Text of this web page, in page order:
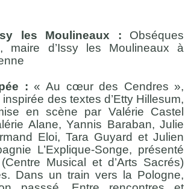
les Moulineaux : Obséques
maire d’Issy les Moulineaux à
: « Au cœur des Cendres »,
des textes d’Etty Hillesum,
en scène par Valérie Castel
Alane, Yannis Baraban, Julie
Eloi, Tara Guyard et Julien
L’Explique-Songe, présenté
Musical et d’Arts Sacrés)
Dans un train vers la Pologne,